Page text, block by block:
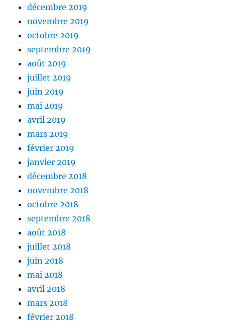
décembre 2019
novembre 2019
octobre 2019
septembre 2019
août 2019
juillet 2019
juin 2019
mai 2019
avril 2019
mars 2019
février 2019
janvier 2019
décembre 2018
novembre 2018
octobre 2018
septembre 2018
août 2018
juillet 2018
juin 2018
mai 2018
avril 2018
mars 2018
février 2018